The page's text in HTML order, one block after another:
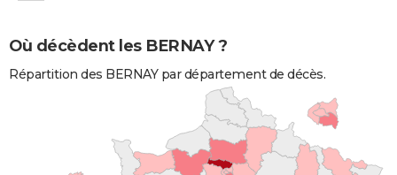
Où décèdent les BERNAY ?
Répartition des BERNAY par département de décès.